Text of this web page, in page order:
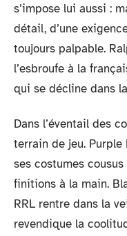
s’impose lui aussi :
détail, d’une
toujours palpable.
l’esbroufe à la
qui se décline dans
Dans l’éventail des
terrain de jeu. Purple
ses costumes
finitions à la main.
RRL rentre dans la
revendique la